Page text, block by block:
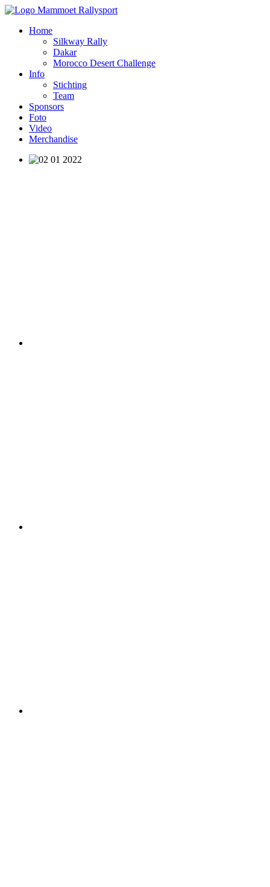
Home
Silkway Rally
Dakar
Morocco Desert Challenge
Info
Stichting
Team
Sponsors
Foto
Video
Merchandise